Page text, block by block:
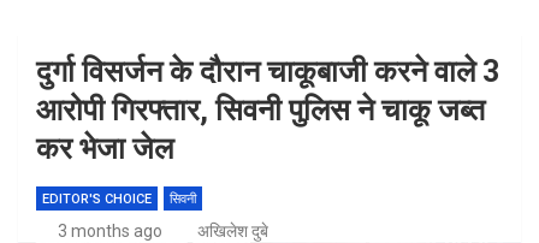
दुर्गा विसर्जन के दौरान चाकूबाजी करने वाले 3
आरोपी गिरफ्तार, सिवनी पुलिस ने चाकू जब्त
कर भेजा जेल
EDITOR'S CHOICE सिवनी
3 months ago अखिलेश दुबे